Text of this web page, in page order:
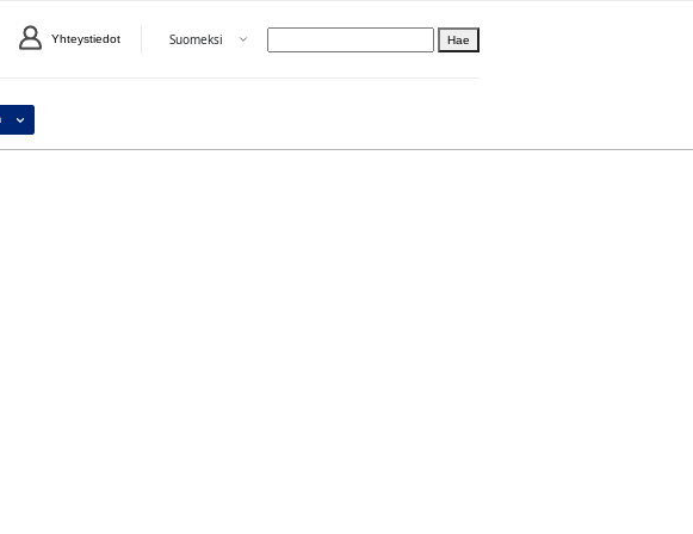
Yhteystiedot Valitse kieli
Suomeksi Avaa valikko Hae
Tilintarkastusvalvonta
Avaa alavalikko kohteelle Tietoa PRH:sta